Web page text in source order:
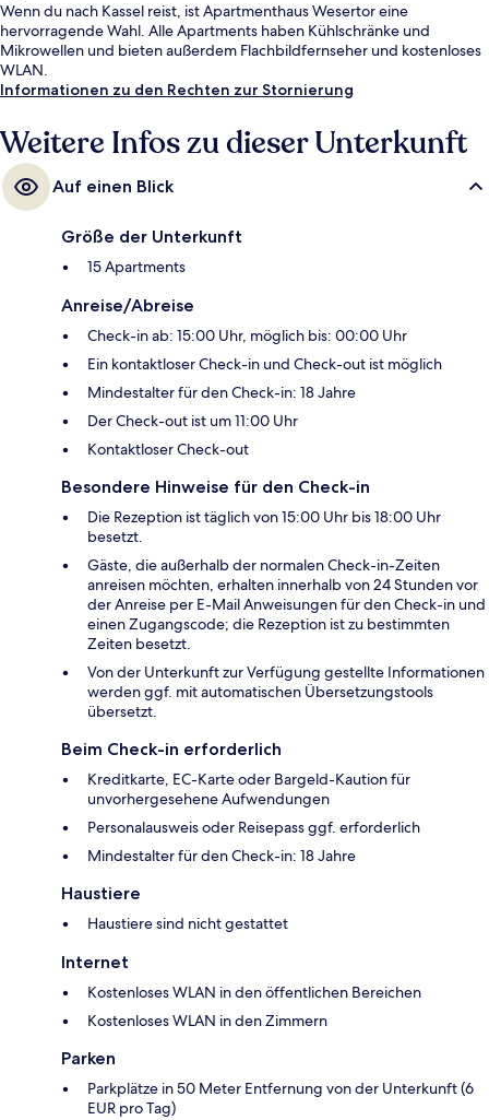
Wenn du nach Kassel reist, ist Apartmenthaus Wesertor eine
hervorragende Wahl. Alle Apartments haben Kühlschränke und
Mikrowellen und bieten außerdem Flachbildfernseher und kostenloses
WLAN.
Informationen zu den Rechten zur Stornierung
Weitere Infos zu dieser Unterkunft
Auf einen Blick
Größe der Unterkunft
15 Apartments
Anreise/Abreise
Check-in ab: 15:00 Uhr, möglich bis: 00:00 Uhr
Ein kontaktloser Check-in und Check-out ist möglich
Mindestalter für den Check-in: 18 Jahre
Der Check-out ist um 11:00 Uhr
Kontaktloser Check-out
Besondere Hinweise für den Check-in
Die Rezeption ist täglich von 15:00 Uhr bis 18:00 Uhr
besetzt.
Gäste, die außerhalb der normalen Check-in-Zeiten
anreisen möchten, erhalten innerhalb von 24 Stunden vor
der Anreise per E-Mail Anweisungen für den Check-in und
einen Zugangscode; die Rezeption ist zu bestimmten
Zeiten besetzt.
Von der Unterkunft zur Verfügung gestellte Informationen
werden ggf. mit automatischen Übersetzungstools
übersetzt.
Beim Check-in erforderlich
Kreditkarte, EC-Karte oder Bargeld-Kaution für
unvorhergesehene Aufwendungen
Personalausweis oder Reisepass ggf. erforderlich
Mindestalter für den Check-in: 18 Jahre
Haustiere
Haustiere sind nicht gestattet
Internet
Kostenloses WLAN in den öffentlichen Bereichen
Kostenloses WLAN in den Zimmern
Parken
Parkplätze in 50 Meter Entfernung von der Unterkunft (6
EUR pro Tag)